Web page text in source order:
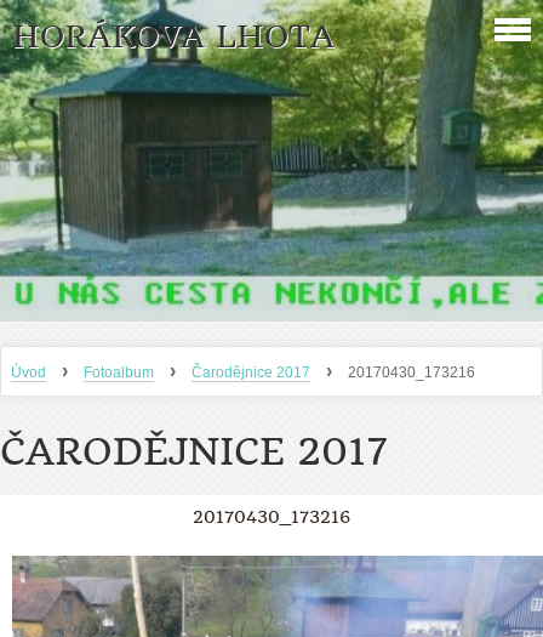
HORÁKOVA LHOTA
Úvod › Fotoalbum › Čarodějnice 2017 › 20170430_173216
ČARODĚJNICE 2017
20170430_173216